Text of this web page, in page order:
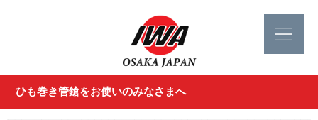
ひも巻き管鎗をお使いのみなさまへ